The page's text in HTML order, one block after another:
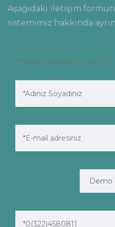
Aşağıdaki iletişim
sistemimiz hakkında
* Doldurulması